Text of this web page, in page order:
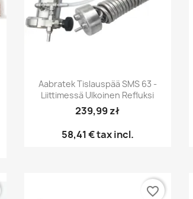
Pikakatselu
Aabratek Tislauspää SMS 63 -
Liittimessä Ulkoinen Refluksi
239,99 zł
58,41 €tax incl.
favorite_border